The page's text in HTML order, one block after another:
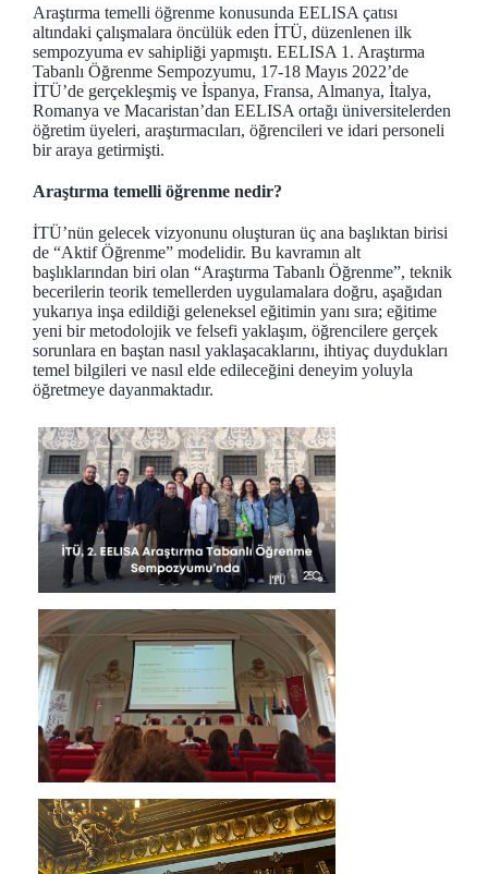
Araştırma temelli öğrenme konusunda EELISA çatısı
altındaki çalışmalara öncülük eden İTÜ, düzenlenen ilk
sempozyuma ev sahipliği yapmıştı. EELISA 1. Araştırma
Tabanlı Öğrenme Sempozyumu, 17-18 Mayıs 2022’de
İTÜ’de gerçekleşmiş ve İspanya, Fransa, Almanya, İtalya,
Romanya ve Macaristan’dan EELISA ortağı üniversitelerden
öğretim üyeleri, araştırmacıları, öğrencileri ve idari personeli
bir araya getirmişti.
Araştırma temelli öğrenme nedir?
İTÜ’nün gelecek vizyonunu oluşturan üç ana başlıktan birisi
de “Aktif Öğrenme” modelidir. Bu kavramın alt
başlıklarından biri olan “Araştırma Tabanlı Öğrenme”, teknik
becerilerin teorik temellerden uygulamalara doğru, aşağıdan
yukarıya inşa edildiği geleneksel eğitimin yanı sıra; eğitime
yeni bir metodolojik ve felsefi yaklaşım, öğrencilere gerçek
sorunlara en baştan nasıl yaklaşacaklarını, ihtiyaç duydukları
temel bilgileri ve nasıl elde edileceğini deneyim yoluyla
öğretmeye dayanmaktadır.